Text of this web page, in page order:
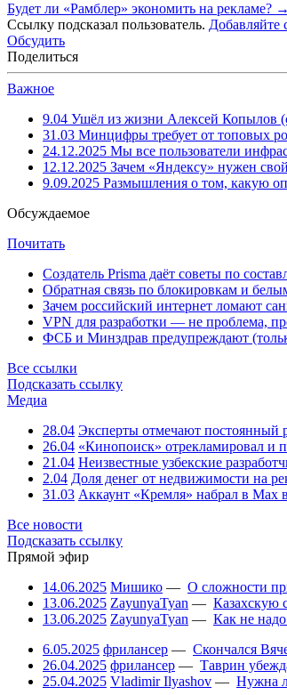
Будет ли «Рамблер» экономить на рекламе?
Ссылку подсказал пользователь. Добавляйте
Обсудить
Поделиться
Важное
9.04 Ушёл из жизни Алексей Копылов
31.03 Минцифры требует от топовых
24.12.2025 Мы все пользователи
12.12.2025 Зачем «Яндексу» нужен
9.09.2025 Размышления о том, какую
Обсуждаемое
Почитать
Создатель Prisma даёт советы по
Обратная связь по блокировкам и
Зачем российский интернет ломают
VPN для разработки — не проблема,
ФСБ и Минздрав предупреждают
Все ссылки
Подсказать ссылку
Медиа
28.04 Эксперты отмечают постоянный
26.04 «Кинопоиск» отрекламировал и
21.04 Неизвестные узбекские
2.04 Доля денег от недвижимости на
31.03 Аккаунт «Кремля» набрал в Max
Все новости
Подсказать ссылку
Прямой эфир
14.06.2025 Мишико — О сложности
13.06.2025 ZayunyaTyan — Казахскую
13.06.2025 ZayunyaTyan — Как не
6.05.2025 фрилансер — Скончался
26.04.2025 фрилансер — Таврин
25.04.2025 Vladimir Ilyashov — Нужна